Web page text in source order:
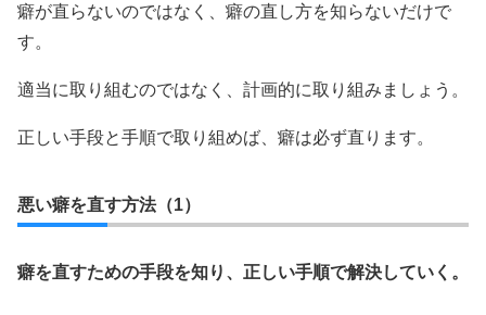
癖が直らないのではなく、癖の直し方を知らないだけで
す。
適当に取り組むのではなく、計画的に取り組みましょう。
正しい手段と手順で取り組めば、癖は必ず直ります。
悪い癖を直す方法（1）
癖を直すための手段を知り、正しい手順で解決していく。